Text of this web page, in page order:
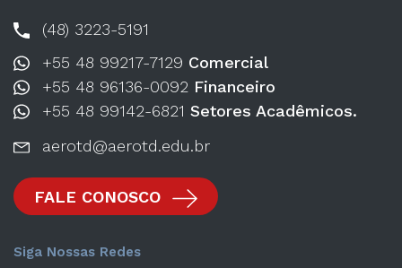
(48) 3223-5191
+55 48 99217-7129 Comercial
+55 48 96136-0092 Financeiro
+55 48 99142-6821 Setores Acadêmicos.
aerotd@aerotd.edu.br
FALE CONOSCO
Siga Nossas Redes